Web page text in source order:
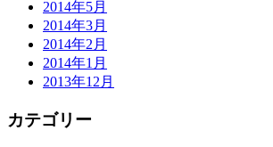
2014年5月
2014年3月
2014年2月
2014年1月
2013年12月
カテゴリー